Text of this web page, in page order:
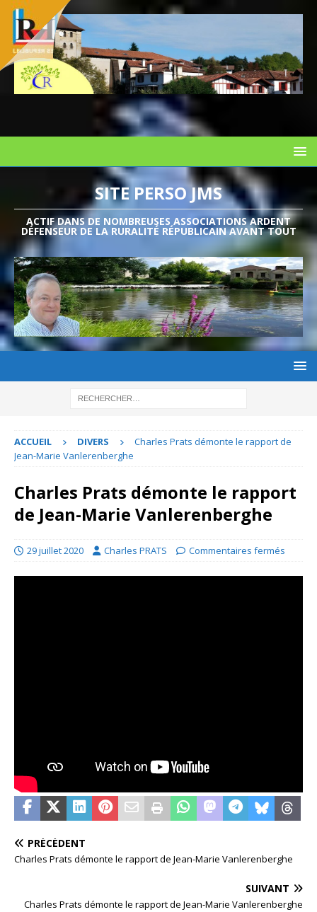
SITE PERSO JMS
ACTIF DANS DE NOMBREUSES ASSOCIATIONS ARDENT
DÉFENSEUR DE LA RURALITÉ RÉPUBLICAIN AVANT TOUT
ACCUEIL DIVERS
Charles Prats démonte le rapport de
Jean-Marie Vanlerenberghe
Charles Prats démonte le rapport
de Jean-Marie Vanlerenberghe
29 juillet 2020 Charles PRATS Commentaires fermés
PRÉCÉDENT
Charles Prats démonte le rapport de Jean-Marie Vanlerenberghe
SUIVANT
Charles Prats démonte le rapport de Jean-Marie Vanlerenberghe